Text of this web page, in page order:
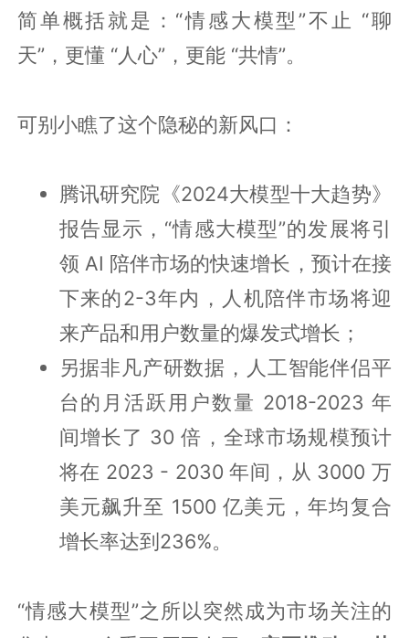
简单概括就是：“情感大模型”不止 “聊
天”，更懂 “人心”，更能 “共情”。
可别小瞧了这个隐秘的新风口：
腾讯研究院《2024大模型十大趋势》
报告显示，“情感大模型”的发展将引
领 AI 陪伴市场的快速增长，预计在接
下来的2-3年内，人机陪伴市场将迎
来产品和用户数量的爆发式增长；
另据非凡产研数据，人工智能伴侣平
台的月活跃用户数量 2018-2023 年
间增长了 30 倍，全球市场规模预计
将在 2023 - 2030 年间，从 3000 万
美元飙升至 1500 亿美元，年均复合
增长率达到236%。
“情感大模型”之所以突然成为市场关注的